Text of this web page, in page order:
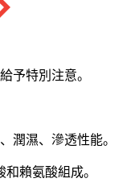
予特別注意。
潤濕、滲透性能。
和賴氨酸組成。